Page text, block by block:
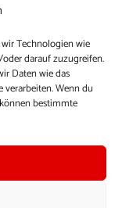
Technologien wie
darauf zuzugreifen.
Daten wie das
verarbeiten. Wenn du
bestimmte
und
Du musst
ein
zu